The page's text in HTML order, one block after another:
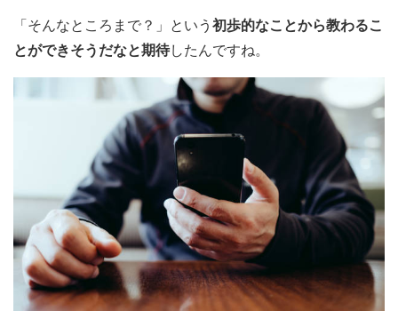
「そんなところまで？」という 初歩的なことから教わるこ
とができそうだなと期待したんですね。